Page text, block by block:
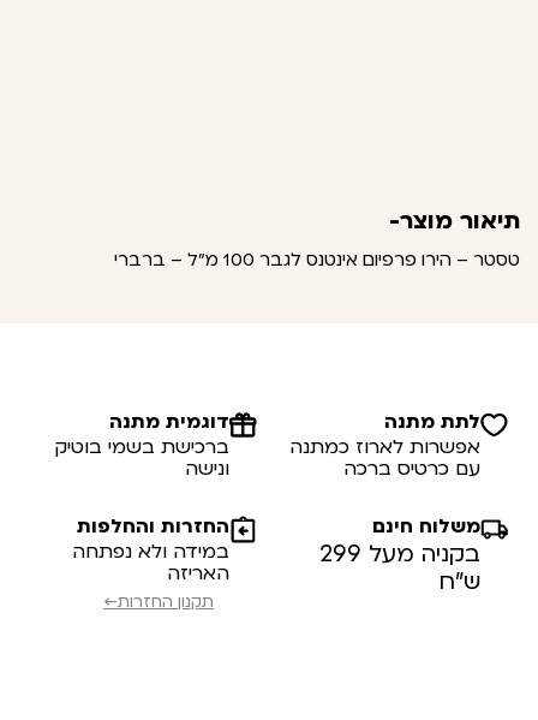
תיאור מוצר-
טסטר – הירו פרפיום אינטנס לגבר 100 מ"ל – ברברי
לתת מתנה
אפשרות לארוז כמתנה
עם כרטיס ברכה
דוגמית מתנה
ברכישת בשמי בוטיק
ונישה
משלוח חינם
בקניה מעל 299
ש”ח
החזרות והחלפות
במידה ולא נפתחה
האריזה
תקנון החזרות←